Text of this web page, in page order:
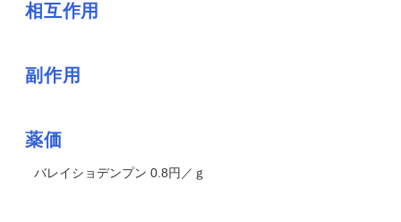
相互作用
副作用
薬価
バレイショデンプン 0.8円／ｇ